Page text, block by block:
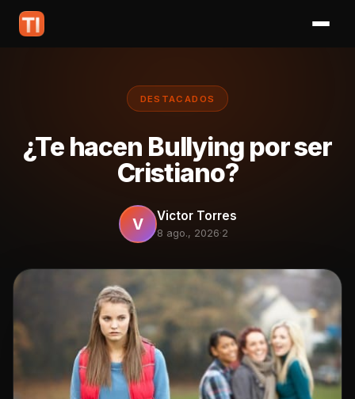
DESTACADOS
¿Te hacen Bullying por ser
Cristiano?
V Victor Torres
8 ago., 2026·2